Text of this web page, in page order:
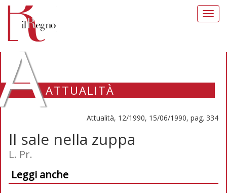
ATTUALITÀ
Attualità, 12/1990, 15/06/1990, pag. 334
Il sale nella zuppa
L. Pr.
Leggi anche